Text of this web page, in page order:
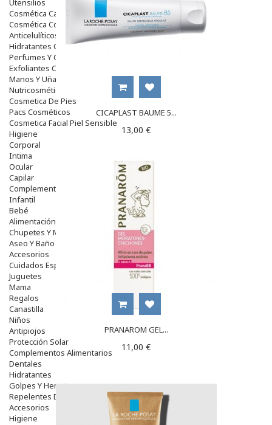
Cosmética Capilar
Cosmética Corporal
Anticelulíticos
Hidratantes Corporales
Perfumes Y Colonias
Exfoliantes Corporales
Manos Y Uñas
Nutricosmética
Cosmetica De Pies
Pacs Cosméticos
Cosmetica Facial Piel Sensible
Higiene
Corporal
Intima
Ocular
Capilar
Complementos
Infantil
Bebé
Alimentación Y Complementos
Chupetes Y Mordedores
Aseo Y Baño
Accesorios
Cuidados Especiales
Juguetes
Mama
Regalos
Canastilla
Niños
Antipiojos
Protección Solar
Complementos Alimentarios
Dentales
Hidratantes
Golpes Y Hematomas
Repelentes De Mosquitos
Accesorios
Higiene
CICAPLAST BAUME 5...
13,00 €
PRANAROM GEL...
11,00 €